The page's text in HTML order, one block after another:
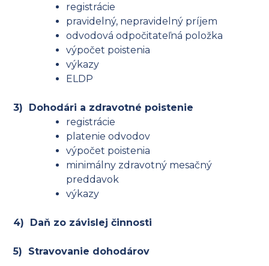
registrácie
pravidelný, nepravidelný príjem
odvodová odpočitateľná položka
výpočet poistenia
výkazy
ELDP
3) Dohodári a zdravotné poistenie
registrácie
platenie odvodov
výpočet poistenia
minimálny zdravotný mesačný
preddavok
výkazy
4) Daň zo závislej činnosti
5) Stravovanie dohodárov